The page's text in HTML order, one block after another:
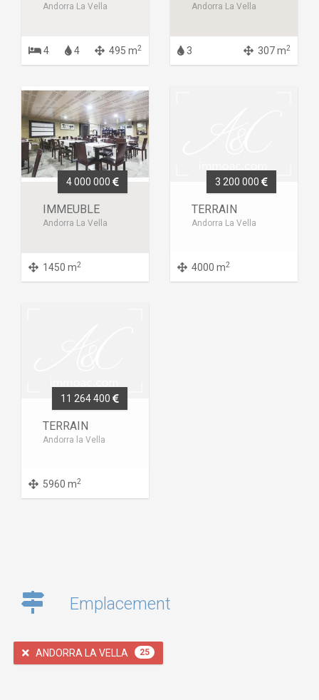
Andorra La Vella
4 4 495 m2
Andorra La Vella
3 307 m2
4 000 000
IMMEUBLE
Andorra La Vella
1450 m2
3 200 000
TERRAIN
Andorra La Vella
4000 m2
11 264 400
TERRAIN
Andorra la Vella
5960 m2
Emplacement
ANDORRA LA VELLA 25